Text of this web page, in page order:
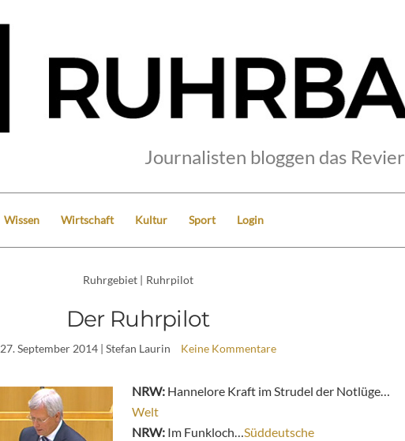
Journalisten bloggen das Revier
Wissen Wirtschaft Kultur Sport Login
Ruhrgebiet | Ruhrpilot
Der Ruhrpilot
27. September 2014| Stefan Laurin Keine Kommentare
NRW: Hannelore Kraft im Strudel der Notlüge…
Welt
NRW: Im Funkloch… Süddeutsche